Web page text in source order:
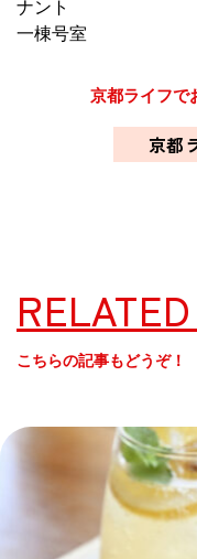
ナント
一棟号室
京都ライフで
京都
こちらの記事もどうぞ！